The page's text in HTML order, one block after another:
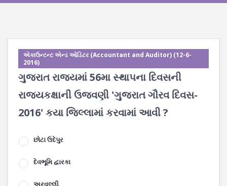
એકાઉન્ટન્ટ એન્ડ ઓડિટર (Accountant and Auditor) (12-6-
2016)
ગુજરાત રાજ્યમાં 56મા સ્થાપના દિવસની
રાજ્યકક્ષાની ઉજવણી 'ગુજરાત ગૌરવ દિવસ-
2016' કયા જિલ્લામાં કરવામાં આવી ?
છોટા ઉદેપુર
દેવભૂમિ દ્વારકા
અરવલ્લી